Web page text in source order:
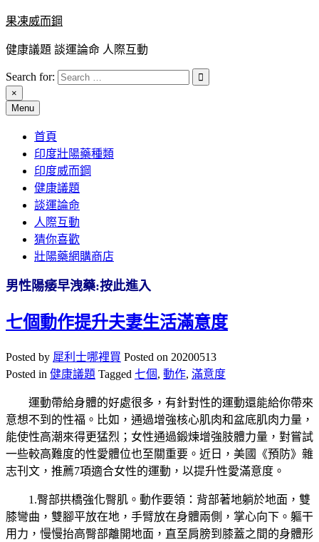
Skip
to
content
果凍威而鋼
健康議題 談運論命 人際互動
Search for:
×
Menu
首頁
印度壯陽藥種類
印度威而鋼
健康議題
談運論命
人際互動
猜你喜歡
壯陽藥網購商店
男性陽痿早洩藥:按此進入
七個動作提升夫妻生活滿意度
Posted by 犀利士哪裡買 Posted on 20200513
Posted in 健康議題 Tagged 七個, 動作, 滿意度
運動帶給身體的好處很多，有針對性的運動還能給你帶來
意想不到的性福。比如，通過增強核心肌肉和盆底肌肉力量，
能使性高潮來得更猛烈；女性通過鍛煉增強肢體力量，對嘗試
一些較高難度的性愛體位也至關重要。近日，美國《預防》雜
志刊文，推薦7項適合女性的運動，以提升性愛滿意度。
1.臀部拱橋強化臀肌。動作要領：背部著地躺於地面，雙
膝彎曲，雙腳平放在地，手臂放在身體兩側，掌心向下。軀干
用力，慢慢抬高臀部離開地面，直至肩膀到膝蓋之間的身體形